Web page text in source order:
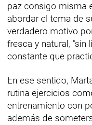
paz consigo misma
abordar el tema de
verdadero motivo
fresca y natural, "sin
constante que
En ese sentido,
rutina ejercicios
entrenamiento con
además de